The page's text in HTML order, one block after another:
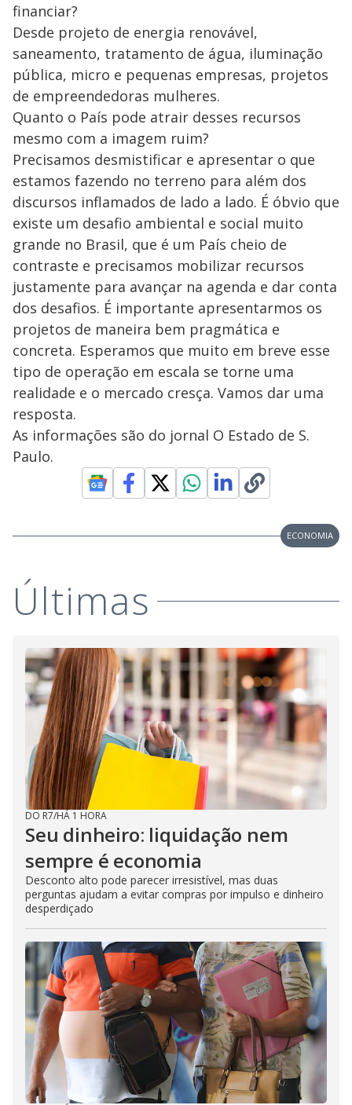
financiar?
Desde projeto de energia renovável,
saneamento, tratamento de água, iluminação
pública, micro e pequenas empresas, projetos
de empreendedoras mulheres.
Quanto o País pode atrair desses recursos
mesmo com a imagem ruim?
Precisamos desmistificar e apresentar o que
estamos fazendo no terreno para além dos
discursos inflamados de lado a lado. É óbvio que
existe um desafio ambiental e social muito
grande no Brasil, que é um País cheio de
contraste e precisamos mobilizar recursos
justamente para avançar na agenda e dar conta
dos desafios. É importante apresentarmos os
projetos de maneira bem pragmática e
concreta. Esperamos que muito em breve esse
tipo de operação em escala se torne uma
realidade e o mercado cresça. Vamos dar uma
resposta.
As informações são do jornal O Estado de S.
Paulo.
ECONOMIA
Últimas
DO R7/HÁ 1 HORA
Seu dinheiro: liquidação nem
sempre é economia
Desconto alto pode parecer irresistível, mas duas
perguntas ajudam a evitar compras por impulso e dinheiro
desperdiçado